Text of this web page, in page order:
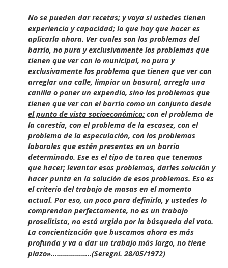
No se pueden dar recetas; y vaya si ustedes tienen
experiencia y capacidad; lo que hay que hacer es
aplicarla ahora. Ver cuales son los problemas del
barrio, no pura y exclusivamente los problemas que
tienen que ver con lo municipal, no pura y
exclusivamente los problema que tienen que ver con
arreglar una calle, limpiar un basural, arregla una
canilla o poner un expendio, sino los problemas que
tienen que ver con el barrio como un conjunto desde
el punto de vista socioeconómico: con el problema de
la carestía, con el problema de la escasez, con el
problema de la especulación, con los problemas
laborales que estén presentes en un barrio
determinado. Ese es el tipo de tarea que tenemos
que hacer; levantar esos problemas, darles solución y
hacer punta en la solución de esos problemas. Eso es
el criterio del trabajo de masas en el momento
actual. Por eso, un poco para definirlo, y ustedes lo
comprendan perfectamente, no es un trabajo
proselitista, no está urgido por la búsqueda del voto.
La concientización que buscamos ahora es más
profunda y va a dar un trabajo más largo, no tiene
plazo»………………..(Seregni. 28/05/1972)